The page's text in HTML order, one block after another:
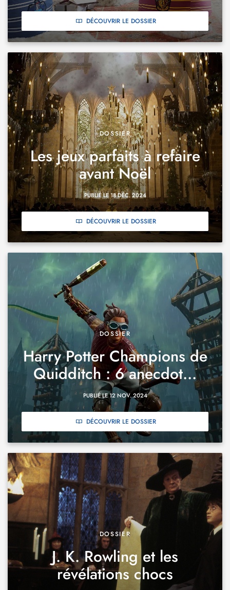
DÉCOUVRIR LE DOSSIER
DOSSIER
Les jeux parfaits à refaire
avant Noël
PUBLIÉ LE 18 DÉC. 2024
DÉCOUVRIR LE DOSSIER
DOSSIER
Harry Potter Champions de
Quidditch : 6 anecdot...
PUBLIÉ LE 12 NOV. 2024
DÉCOUVRIR LE DOSSIER
DOSSIER
J. K. Rowling et les
révélations chocs